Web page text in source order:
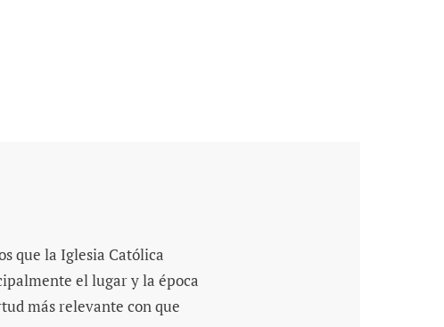
que la Iglesia Católica
el lugar y la época
más relevante con que